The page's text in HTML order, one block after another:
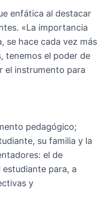
enfática al destacar
«La importancia
se hace cada vez más
tenemos el poder de
el instrumento para
pedagógico;
su familia y la
el de
para, a
y